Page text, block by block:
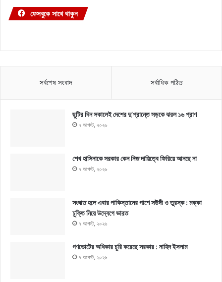
ফেসবুকে সাথে থাকুন
সর্বশেষ সংবাদ সর্বাধিক পঠিত
ছুটির দিন সকালেই দেশের দু’প্রান্তে সড়কে ঝরল ১৬ প্রাণ
৭ আগস্ট, ২০২৬
শেখ হাসিনাকে সরকার কেন নিজ দায়িত্বে ফিরিয়ে আনছে না
৭ আগস্ট, ২০২৬
সংঘাত হলে এবার পাকিস্তানের পাশে সউদী ও তুরস্ক : মক্কা
চুক্তি নিয়ে উদ্বেগে ভারত
৭ আগস্ট, ২০২৬
গণভোটের অধিকার চুরি করেছে সরকার : নাহিদ ইসলাম
৭ আগস্ট, ২০২৬